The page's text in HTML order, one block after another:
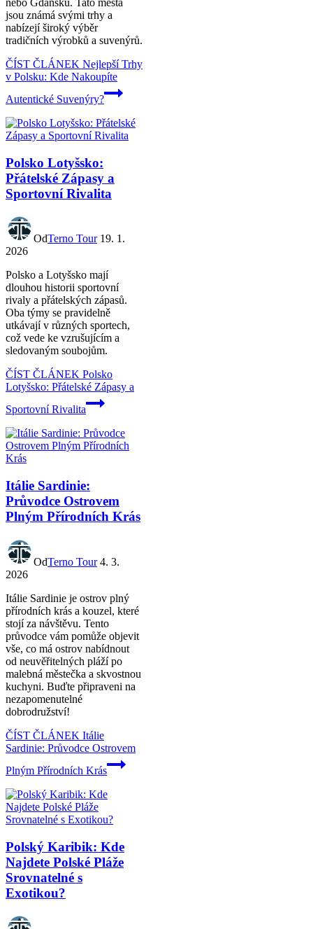
nebo Gdaňsku. Tato města
jsou známá svými trhy a
nabízejí široký výběr
tradičních výrobků a suvenýrů.
ČÍST ČLÁNEK Nejlepší Trhy
v Polsku: Kde Nakoupíte
Autentické Suvenýry?
Polsko Lotyšsko:
Přátelské Zápasy a
Sportovní Rivalita
OdTerno Tour 19. 1.
2026
Polsko a Lotyšsko mají
dlouhou historii sportovní
rivaly a přátelských zápasů.
Oba týmy se pravidelně
utkávají v různých sportech,
což vede ke vzrušujícím a
sledovaným soubojům.
ČÍST ČLÁNEK Polsko
Lotyšsko: Přátelské Zápasy a
Sportovní Rivalita
Itálie Sardinie:
Průvodce Ostrovem
Plným Přírodních Krás
OdTerno Tour 4. 3.
2026
Itálie Sardinie je ostrov plný
přírodních krás a kouzel, které
stojí za návštěvu. Tento
průvodce vám pomůže objevit
vše, co má ostrov nabídnout
od neuvěřitelných pláží po
malebná městečka a skvostnou
kuchyni. Buďte připraveni na
nezapomenutelné
dobrodružství!
ČÍST ČLÁNEK Itálie
Sardinie: Průvodce Ostrovem
Plným Přírodních Krás
Polský Karibik: Kde
Najdete Polské Pláže
Srovnatelné s
Exotikou?